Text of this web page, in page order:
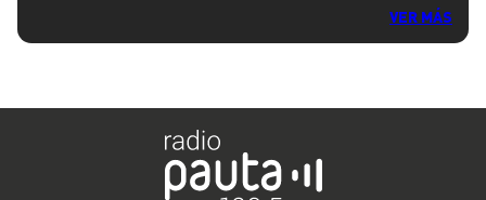
VER MÁS